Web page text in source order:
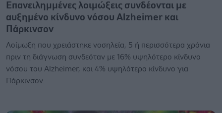
Επανειλημμένες λοιμώξεις συνδέονται με
αυξημένο κίνδυνο νόσου Alzheimer και
Πάρκινσον
Λοίμωξη που χρειάστηκε νοσηλεία, 5 ή περισσότερα χρόνια
πριν τη διάγνωση συνδεόταν με 16% υψηλότερο κίνδυνο
νόσου του Alzheimer, και 4% υψηλότερο κίνδυνο για
Πάρκινσον.